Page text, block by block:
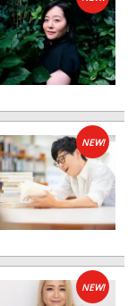
NEW!
NEW!